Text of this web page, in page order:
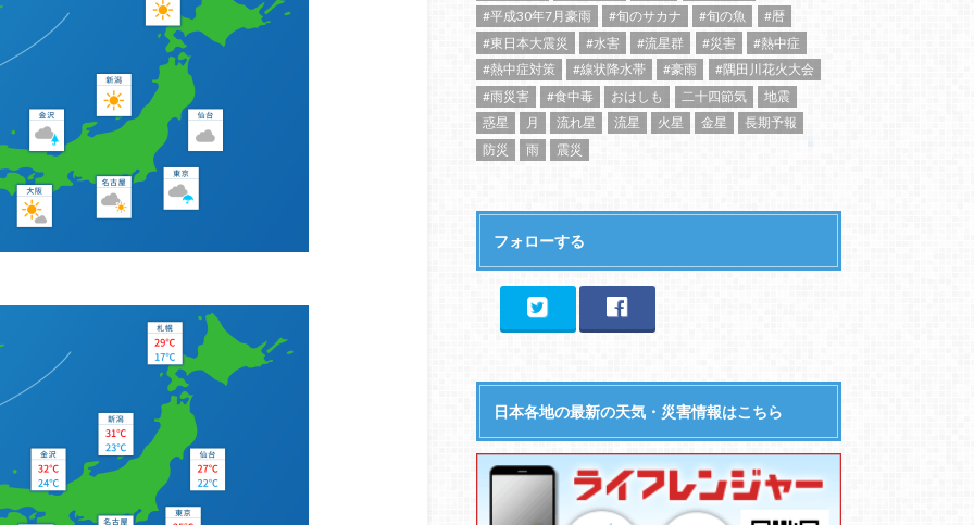
#平成30年7月豪雨
#旬のサカナ #旬の魚
#暦
#東日本大震災
#水害 #流星群 #災害
#熱中症
#熱中症対策
#線状降水帯 #豪雨
#隅田川花火大会
#雨災害
#食中毒 おはしも 二十四節気
地震
惑星
月 流れ星 流星 火星 金星
長期予報
防災
雨 震災
フォローする
日本各地の最新の天気・災害情報はこちら